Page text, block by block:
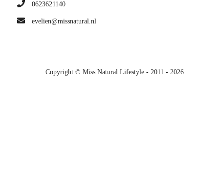
0623621140
evelien@missnatural.nl
Copyright © Miss Natural Lifestyle - 2011 - 2026